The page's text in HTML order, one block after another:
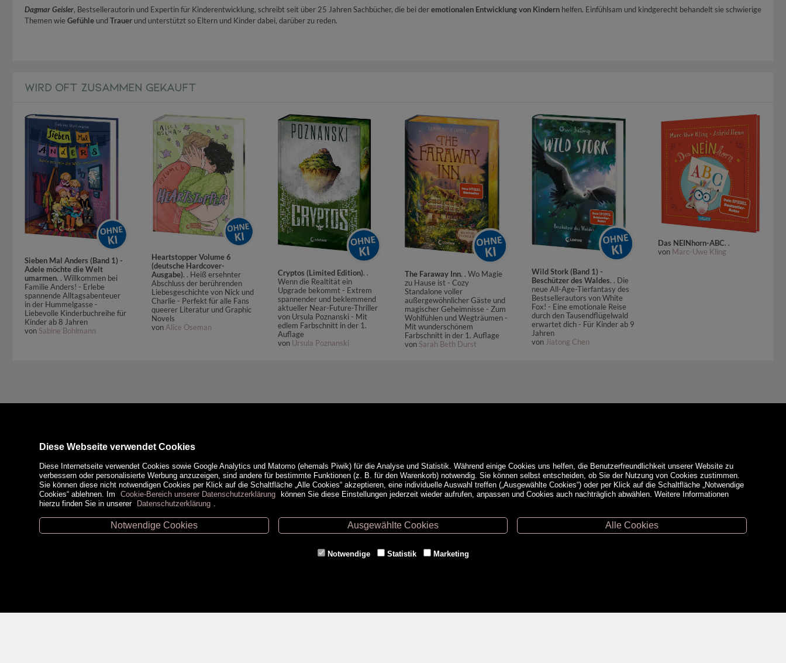
Dagmar Geisler, Bestsellerautorin und Expertin für Kinderentwicklung, schreibt seit über 25 Jahren Sachbücher, die bei deremotionalen Entwicklung von Kindern helfen. Einfühlsam und kindgerecht behandelt sie schwierige
Themen wie Gefühle undTrauer und unterstützt so Eltern und Kinder dabei, darüber zu reden.
WIRD OFT ZUSAMMEN GEKAUFT
Sieben Mal Anders (Band 1) -
Adele möchte die Welt
umarmen. . Willkommen bei
Familie Anders! - Erlebe
spannende Alltagsabenteuer
in der Hummelgasse -
Liebevolle Kinderbuchreihe für
Kinder ab 8 Jahren
von Sabine Bohlmann
Heartstopper Volume 6
(deutsche Hardcover-
Ausgabe). . Heiß ersehnter
Abschluss der berührenden
Liebesgeschichte von Nick und
Charlie - Perfekt für alle Fans
queerer Literatur und Graphic
Novels
von Alice Oseman
Cryptos (Limited Edition). .
Wenn die Realtität ein
Upgrade bekommt - Extrem
spannender und beklemmend
aktueller Near-Future-Thriller
von Ursula Poznanski - Mit
edlem Farbschnitt in der 1.
Auflage
von Ursula Poznanski
The Faraway Inn. . Wo Magie
zu Hause ist - Cozy
Standalone voller
außergewöhnlicher Gäste und
magischer Geheimnisse - Zum
Wohlfühlen und Wegträumen -
Mit wunderschönem
Farbschnitt in der 1. Auflage
von Sarah Beth Durst
Wild Stork (Band 1) -
Beschützer des Waldes. . Die
neue All-Age-Tierfantasy des
Bestsellerautors von White
Fox! - Eine emotionale Reise
durch den Tausendflügelwald
erwartet dich - Für Kinder ab 9
Jahren
von Jiatong Chen
Das NEINhorn-ABC. .
von Marc-Uwe Kling
Unsere Öffnungszeiten Zahlungsmethoden Service
Versandkosten
Diese Webseite verwendet Cookies
Diese Internetseite verwendet Cookies sowie Google Analytics und Matomo (ehemals Piwik) für die Analyse und Statistik. Während einige Cookies uns helfen, die Benutzerfreundlichkeit unserer Website zu
verbessern oder personalisierte Werbung anzuzeigen, sind andere für bestimmte Funktionen (z. B. für den Warenkorb) notwendig. Sie können selbst entscheiden, ob Sie der Nutzung von Cookies zustimmen.
Sie können diese nicht notwendigen Cookies per Klick auf die Schaltfläche „Alle Cookies“ akzeptieren, eine individuelle Auswahl treffen („Ausgewählte Cookies“) oder per Klick auf die Schaltfläche „Notwendige
Cookies“ ablehnen. Im
Cookie-Bereich unserer Datenschutzerklärung
können Sie diese Einstellungen jederzeit wieder aufrufen, anpassen und Cookies auch nachträglich abwählen. Weitere Informationen
hierzu finden Sie in unserer
Datenschutzerklärung
Notwendige Cookies Ausgewählte Cookies Alle Cookies
Notwendige Statistik Marketing